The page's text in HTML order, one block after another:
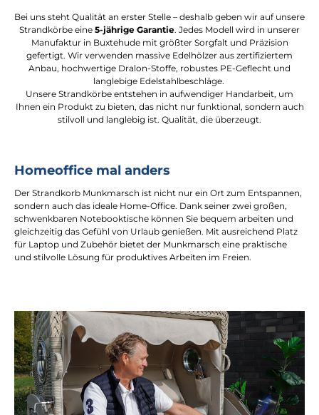
Bei uns steht Qualität an erster Stelle – deshalb geben wir auf unsere
Strandkörbe eine 5-jährige Garantie. Jedes Modell wird in unserer
Manufaktur in Buxtehude mit größter Sorgfalt und Präzision
gefertigt. Wir verwenden massive Edelhölzer aus zertifiziertem
Anbau, hochwertige Dralon-Stoffe, robustes PE-Geflecht und
langlebige Edelstahlbeschläge.
Unsere Strandkörbe entstehen in aufwendiger Handarbeit, um
Ihnen ein Produkt zu bieten, das nicht nur funktional, sondern auch
stilvoll und langlebig ist. Qualität, die überzeugt.
Homeoffice mal anders
Der Strandkorb Munkmarsch ist nicht nur ein Ort zum Entspannen,
sondern auch das ideale Home-Office. Dank seiner zwei großen,
schwenkbaren Notebooktische können Sie bequem arbeiten und
gleichzeitig das Gefühl von Urlaub genießen. Mit ausreichend Platz
für Laptop und Zubehör bietet der Munkmarsch eine praktische
und stilvolle Lösung für produktives Arbeiten im Freien.